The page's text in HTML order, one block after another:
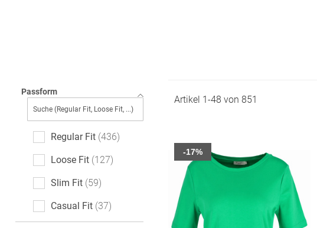
Passform
Regular Fit 436
Loose Fit 127
Slim Fit 59
Casual Fit 37
Artikel 1-48 von 851
-17%